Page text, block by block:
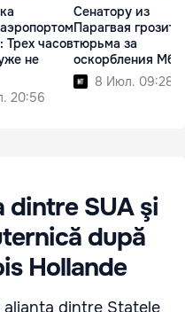
Трех часов
не
20:56
Сенатору из
Парагвая грозит
тюрьма за
оскорбления
8 Июл. 09:28
dintre SUA şi
după
Hollande
alianţa dintre Statele